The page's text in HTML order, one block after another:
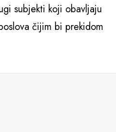
subjekti koji obavljaju
čijim bi prekidom